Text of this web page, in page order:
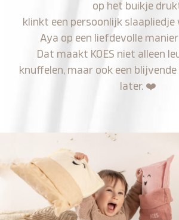
op het buikje
klinkt een persoonlijk slaapliedje
Aya op een liefdevolle
Dat maakt KOES niet alleen
knuffelen, maar ook een
later. ❤️